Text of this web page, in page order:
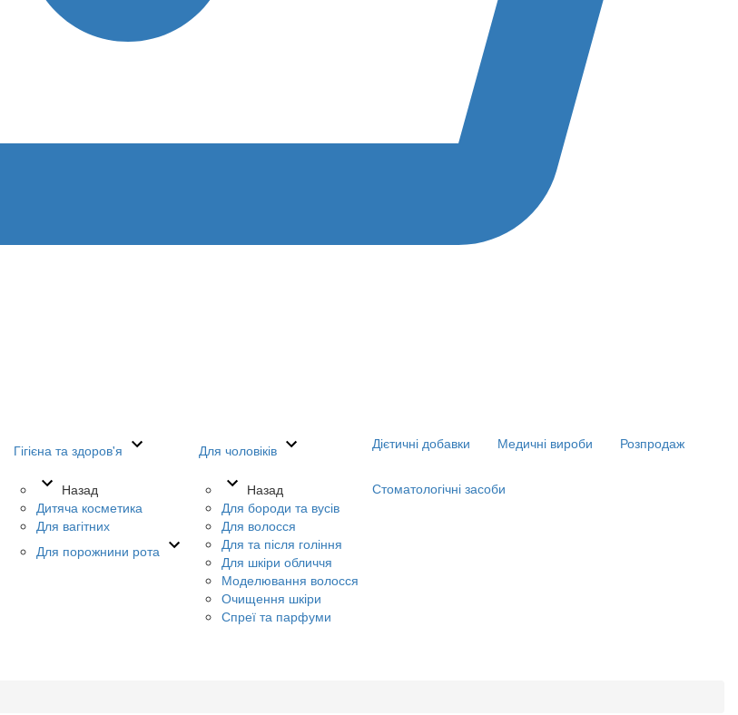
Гігієна та здоров'я
Назад
Дитяча косметика
Для вагітних
Для порожнини рота
Для чоловіків
Назад
Для бороди та вусів
Для волосся
Для та після гоління
Для шкіри обличчя
Моделювання волосся
Очищення шкіри
Спреї та парфуми
Дієтичні добавки Медичні вироби Розпродаж
Стоматологічні засоби